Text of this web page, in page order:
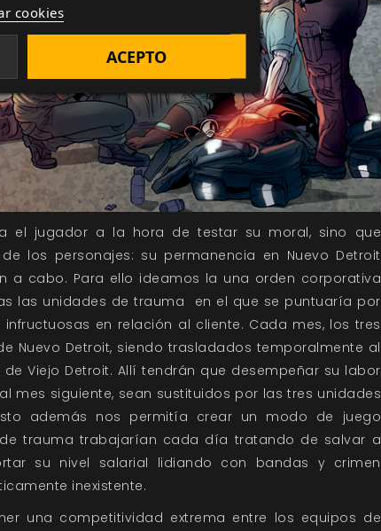
el jugador a la hora de testar su moral, sino que
los personajes: su permanencia en Nuevo Detroit
a cabo. Para ello ideamos la una orden corporativa
las unidades de trauma en el que se puntuaría por
en relación al cliente. Cada mes, los tres
Nuevo Detroit, siendo trasladados temporalmente al
Viejo Detroit. Allí tendrán que desempeñar su labor
mes siguiente, sean sustituidos por las tres unidades
además nos permitía crear un modo de juego
trauma trabajarían cada día tratando de salvar a
su nivel salarial lidiando con bandas y crimen
inexistente.
una competitividad extrema entre los equipos de
cookies
ACEPTO